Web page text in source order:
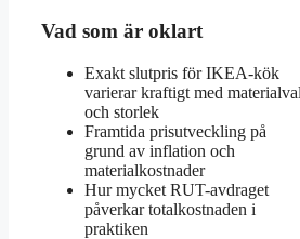
Vad som är oklart
Exakt slutpris för IKEA-kök
varierar kraftigt med materialval
och storlek
Framtida prisutveckling på
grund av inflation och
materialkostnader
Hur mycket RUT-avdraget
påverkar totalkostnaden i
praktiken